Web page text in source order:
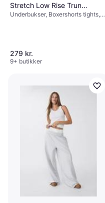
Stretch Low Rise Trunks
3-pack - Black
Underbukser, Boxershorts tights,
279 kr.
9+ butikker